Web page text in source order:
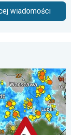
wiadomości
i burze. . .